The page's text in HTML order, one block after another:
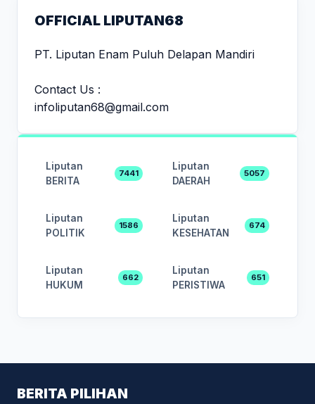
OFFICIAL LIPUTAN68
PT. Liputan Enam Puluh Delapan Mandiri
Contact Us :
infoliputan68@gmail.com
Liputan
BERITA
7441
Liputan
DAERAH
5057
Liputan
POLITIK
1586
Liputan
KESEHATAN
674
Liputan
HUKUM
662
Liputan
PERISTIWA
651
BERITA PILIHAN